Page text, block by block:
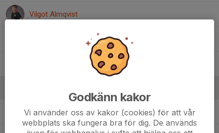
Vilgot Almqvist
Andreas Holmström Tränare
Godkänn kakor
Vi använder oss av kakor (cookies) för att vår
webbplats ska fungera bra för dig. De används